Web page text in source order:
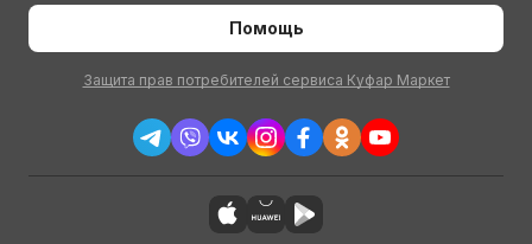
Помощь
Защита прав потребителей сервиса Куфар Маркет